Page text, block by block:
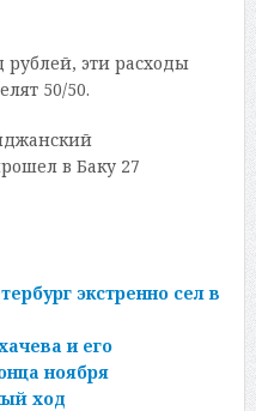
рублей, эти расходы
50/50.
в Баку 27
экстренно сел в
и его
ноября
ход